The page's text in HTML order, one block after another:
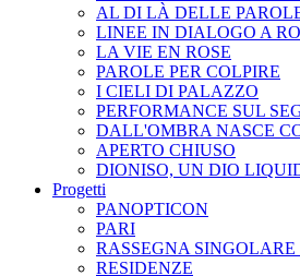
AL DI LÀ DELLE
LINEE IN DIALOGO A
LA VIE EN ROSE
PAROLE PER COLPIRE
I CIELI DI PALAZZO
PERFORMANCE SUL
DALL'OMBRA NASCE
APERTO CHIUSO
DIONISO, UN DIO
Progetti
PANOPTICON
PARI
RASSEGNA
RESIDENZE